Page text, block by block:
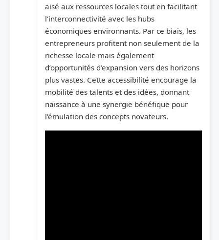
aisé aux ressources locales tout en facilitant
l’interconnectivité avec les hubs
économiques environnants. Par ce biais, les
entrepreneurs profitent non seulement de la
richesse locale mais également
d’opportunités d’expansion vers des horizons
plus vastes. Cette accessibilité encourage la
mobilité des talents et des idées, donnant
naissance à une synergie bénéfique pour
l’émulation des concepts novateurs.